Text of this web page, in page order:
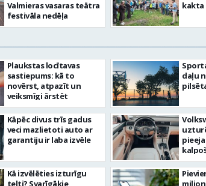
Valmieras vasaras teātra
festivāla nedēļa
kakta
Plaukstas locītavas
sastiepums: kā to
novērst, atpazīt un
veiksmīgi ārstēt
Kāpēc divus trīs gadus
veci mazlietoti auto ar
garantiju ir laba izvēle
Kā izvēlēties izturīgu
telti? Svarīgākie
daļu